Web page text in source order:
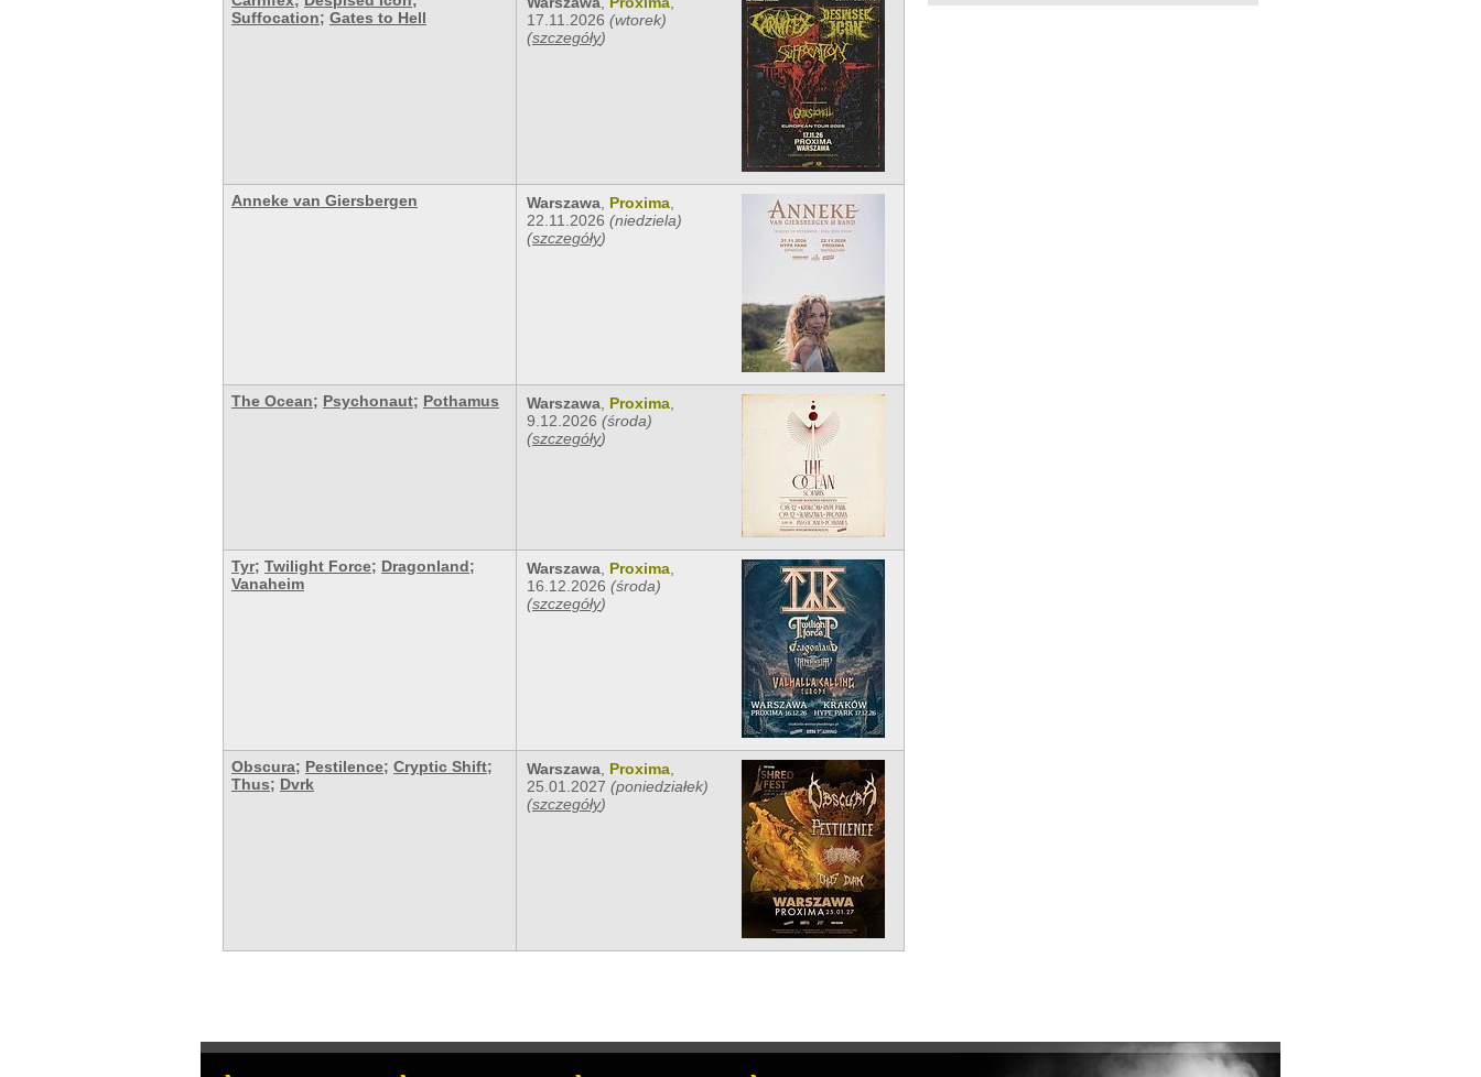
Suffocation; Gates to Hell
17.11.2026 (wtorek)
(szczegóły)
Anneke van Giersbergen Warszawa, Proxima,
22.11.2026 (niedziela)
(szczegóły)
The Ocean; Psychonaut; Pothamus Warszawa, Proxima,
9.12.2026 (środa)
(szczegóły)
Tyr; Twilight Force; Dragonland;
Vanaheim
Warszawa, Proxima,
16.12.2026 (środa)
(szczegóły)
Obscura; Pestilence; Cryptic Shift;
Thus; Dvrk
Warszawa, Proxima,
25.01.2027 (poniedziałek)
(szczegóły)